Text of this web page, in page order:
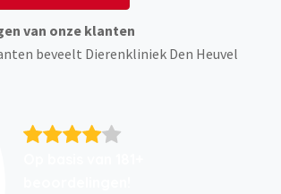
van onze klanten
beveelt Dierenkliniek Den Heuvel